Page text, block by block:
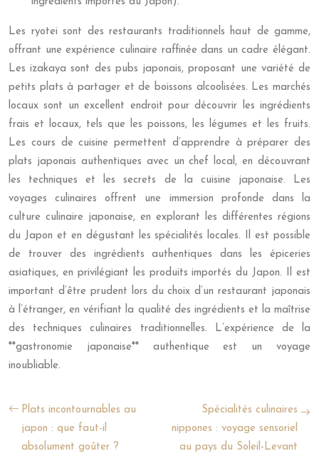
Les ryotei sont des restaurants traditionnels haut de gamme,
offrant une expérience culinaire raffinée dans un cadre élégant.
Les izakaya sont des pubs japonais, proposant une variété de
petits plats à partager et de boissons alcoolisées. Les marchés
locaux sont un excellent endroit pour découvrir les ingrédients
frais et locaux, tels que les poissons, les légumes et les fruits.
Les cours de cuisine permettent d’apprendre à préparer des
plats japonais authentiques avec un chef local, en découvrant
les techniques et les secrets de la cuisine japonaise. Les
voyages culinaires offrent une immersion profonde dans la
culture culinaire japonaise, en explorant les différentes régions
du Japon et en dégustant les spécialités locales. Il est possible
de trouver des ingrédients authentiques dans les épiceries
asiatiques, en privilégiant les produits importés du Japon. Il est
important d’être prudent lors du choix d’un restaurant japonais
à l’étranger, en vérifiant la qualité des ingrédients et la maîtrise
des techniques culinaires traditionnelles. L’expérience de la
**gastronomie japonaise** authentique est un voyage
inoubliable.
Plats incontournables au
japon : que faut-il
absolument goûter ?
Spécialités culinaires
nippones : voyage sensoriel
au pays du Soleil-Levant